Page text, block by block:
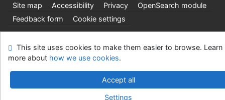
Site map Accessibility Privacy
OpenSearch module
Feedback form
Cookie settings
Slovak Economic Library of the UE in Bratislava
©1993-2026IPAC v.4.8.63a-
This site uses cookies to make them easier to browse. Learn
more about how we use cookies.
Accept all
Settings